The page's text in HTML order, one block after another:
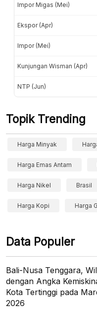
Impor Migas (Mei)
Ekspor (Apr)
Impor (Mei)
Kunjungan Wisman (Apr)
NTP (Jun)
Topik Trending
Harga Minyak
Harga Emas Antam
Harga Nikel Brasil
Harga Kopi Harga
Data Populer
Bali-Nusa Tenggara,
dengan Angka
Kota Tertinggi pada
2026